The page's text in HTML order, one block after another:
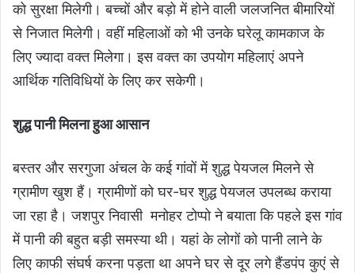
को सुरक्षा मिलेगी। बच्चों और बड़ो में होने वाली जलजनित बीमारियों
से निजात मिलेगी। वहीं महिलाओं को भी उनके घरेलू कामकाज के
लिए ज्यादा वक्त मिलेगा। इस वक्त का उपयोग महिलाएं अपने
आर्थिक गतिविधियों के लिए कर सकेगी।
शुद्ध पानी मिलना हुआ आसान
बस्तर और सरगुजा अंचल के कई गांवों में शुद्ध पेयजल मिलने से
ग्रामीण खुश हैं। ग्रामीणों को घर-घर शुद्ध पेयजल उपलब्ध कराया
जा रहा है। जशपुर निवासी मनोहर टोप्पो ने बयाता कि पहले इस गांव
में पानी की बहुत बड़ी समस्या थी। यहां के लोगों को पानी लाने के
लिए काफी संघर्ष करना पड़ता था अपने घर से दूर लगे हैंडपंप कुएं से